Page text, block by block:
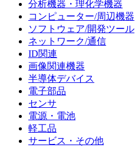
分析機器・理化学機器
コンピューター/周辺機器
ソフトウェア/開発ツール
ネットワーク/通信
ID関連
画像関連機器
半導体デバイス
電子部品
センサ
電源・電池
軽工品
サービス・その他